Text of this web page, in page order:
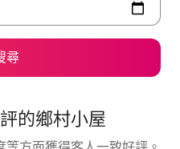
尋
的鄉村小屋